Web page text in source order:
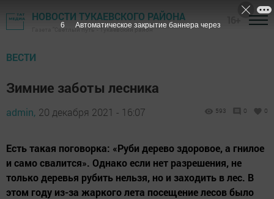
НОВОСТИ ТУКАЕВСКОГО РАЙОНА
Газета "Светлый путь" - Тукаевский район
ВЕСТИ
Зимние заботы лесника
admin, 20 декабря 2021 - 16:07 593 0 0
Есть такая поговорка: «Руби дерево здоровое, а гнилое
и само свалится». Однако если нет разрешения, не
только деревья рубить нельзя, но и заходить в лес. В
этом году из-за жаркого лета посещение лесов было
5 Автоматическое закрытие баннера через